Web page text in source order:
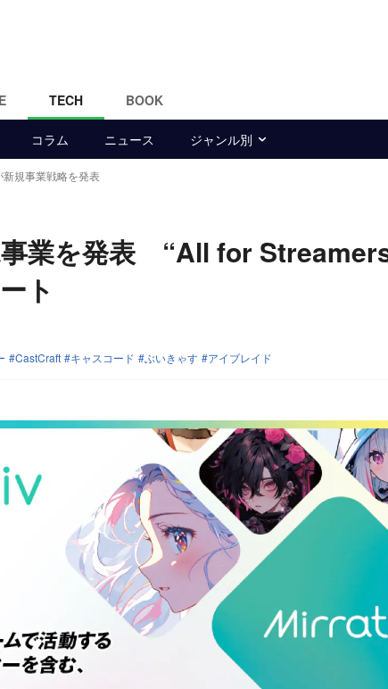
TECH BOOK
コラム ニュース ジャンル別
新規事業戦略を発表
業を発表 “All for
ト
CastCraft キャスコード ぶいきゃす アイブレイド